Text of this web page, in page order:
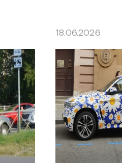
18.06.2026